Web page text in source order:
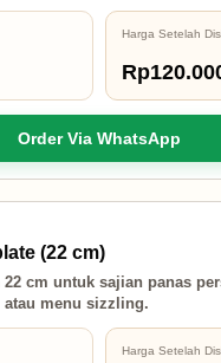
Harga Setelah
Order Via WhatsApp
(22 cm)
22 cm untuk sajian panas
menu sizzling.
Harga Setelah